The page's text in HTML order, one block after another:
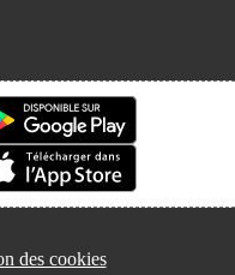
des cookies